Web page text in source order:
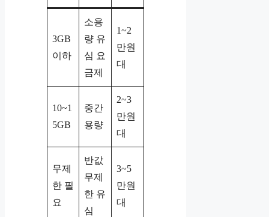
3GB
이하
소용
량 유
심 요
금제
1~2
만원
대
10~1
5GB
중간
용량
2~3
만원
대
무제
한 필
요
반값
무제
한 유
심
3~5
만원
대